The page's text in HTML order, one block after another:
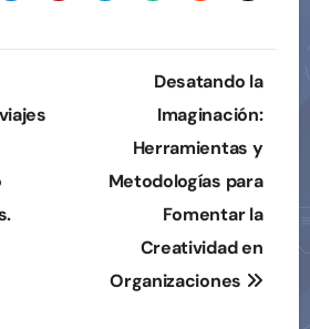
Desatando la
Imaginación:
Herramientas y
Metodologías para
Fomentar la
Creatividad en
Organizaciones